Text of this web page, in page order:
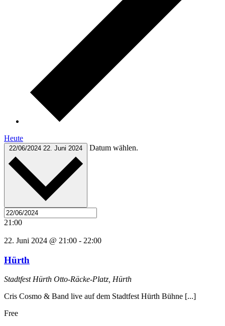
Heute
22/06/2024 22. Juni 2024 Datum wählen.
21:00
22. Juni 2024 @ 21:00 - 22:00
Hürth
Stadtfest Hürth Otto-Räcke-Platz, Hürth
Cris Cosmo & Band live auf dem Stadtfest Hürth Bühne [...]
Free